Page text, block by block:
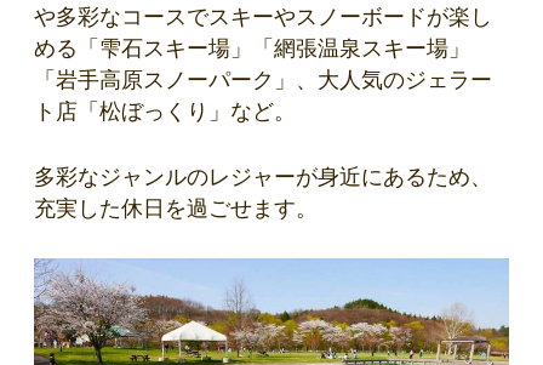
や多彩なコースでスキーやスノーボードが楽し
める「雫石スキー場」「網張温泉スキー場」
「岩手高原スノーパーク」、大人気のジェラー
ト店「松ぼっくり」など。
多彩なジャンルのレジャーが身近にあるため、
充実した休日を過ごせます。